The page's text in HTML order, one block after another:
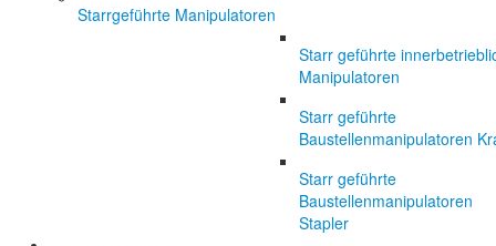
Starrgeführte Manipulatoren
Starr geführte
Manipulatoren
Starr geführte
Baustellenmanipulatoren
Starr geführte
Baustellenmanipulatoren
Stapler